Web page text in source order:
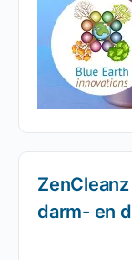
darm- en